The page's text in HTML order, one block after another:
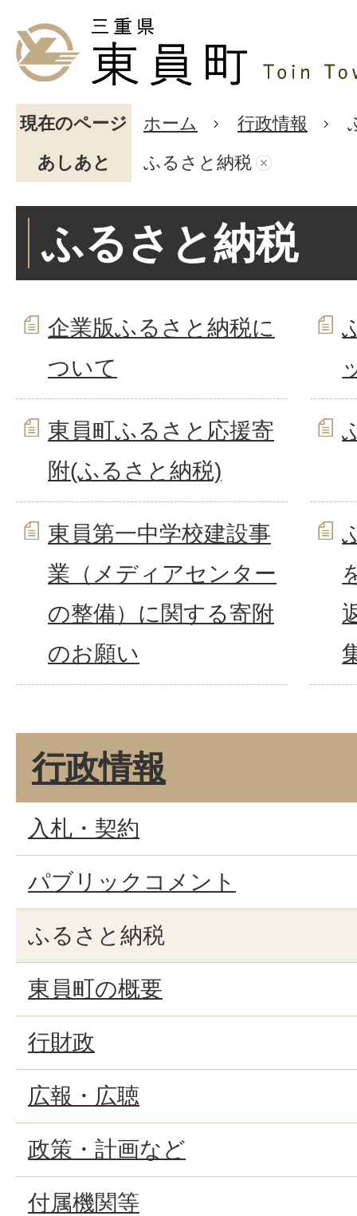
現在のページ ホーム 行政情報
あしあと
ふるさと納税
ふるさと納税
企業版ふるさと納税に
ついて
東員町ふるさと応援寄
附(ふるさと納税)
東員第一中学校建設事
業（メディアセンター
の整備）に関する寄附
のお願い
行政情報
入札・契約
パブリックコメント
ふるさと納税
東員町の概要
行財政
広報・広聴
政策・計画など
付属機関等